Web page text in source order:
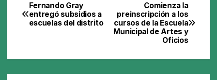
Navegación
de
Comienza la
preinscripción a los
cursos de la Escuela
Municipal de Artes y
Oficios
Fernando Gray
entregó subsidios a
escuelas del distrito